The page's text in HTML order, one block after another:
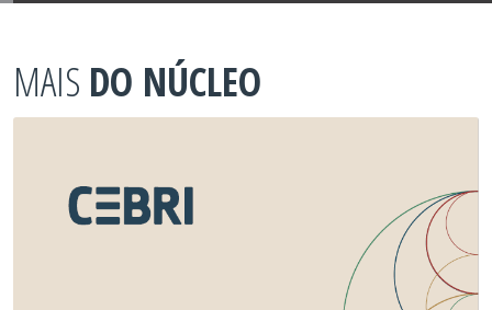
MAIS DO NÚCLEO